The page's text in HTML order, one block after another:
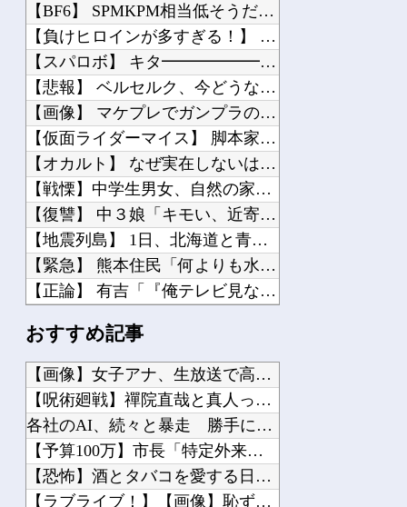
【BF6】 SPMKPM相当低そうだけどキルレだけは高い奴
【負けヒロインが多すぎる！】 タイトー「八奈見杏菜」制服姿でプライズフィギュア化...
【スパロボ】 キタ━━━━━━(゜∀゜)━━━━━━ !!!!!
【悲報】 ベルセルク、今どうなっているのか誰も知らない・・・・
【画像】 マケプレでガンプラのプレバン品を買った結果…
【仮面ライダーマイス】 脚本家と追加キャスト解禁！！制作発表会見感想まとめ
【オカルト】 なぜ実在しないはずの特撮ドラマ『秘殺剣』を鮮明に記憶しているのか？
【戦慄】中学生男女、自然の家でやらかす…
【復讐】 中３娘「キモい、近寄るな、汚い！金だけ残してさっさとしね!!」俺「…!...
【地震列島】 1日、北海道と青森で「震度4」の地震…日本各地で揺れてるのが怖いん...
【緊急】 熊本住民「何よりも水を…水をください」
【正論】 有吉「『俺テレビ見ない』って言う奴おかしいだろ。団子屋で『団子食べない...
【動画】 石破「公約を果たすというが、減税しますは公約ではない。検討を加速すると...
中国人に聞いた「一番悪いと思う国は？」 →1位中国
人生に疲れたから台湾を一周してきた
【ヒエッ…】 『女』が思っている「男」への “本 音” がコレｗｗｗｗｗｗｗｗｗ...
【凄い】 LINE上司「休日で悪いけど会社来て！」ワイ「…無視」上司「マジでヤバ...
【社会】 オンワードHDが従業員に貴重品の常時携行を義務付け 熊本地震被災を受け...
おすすめ記事
【画像】女子アナ、生放送で高校時代の制服を着てしまうｗｗｗｗ...
【呪術廻戦】禪院直哉と真人って、性格も作中での行いも末路も似...
各社のAI、続々と暴走 勝手に人間のフリをしてサイバー攻撃を...
【予算100万】市長「特定外来生物クビアカは気持ち悪い虫だし...
【恐怖】酒とタバコを愛する日常系女性YouTuber、ガチで...
【ラブライブ！】【画像】恥ずかしがるメイちゃんの破壊力ｗｗｗ...